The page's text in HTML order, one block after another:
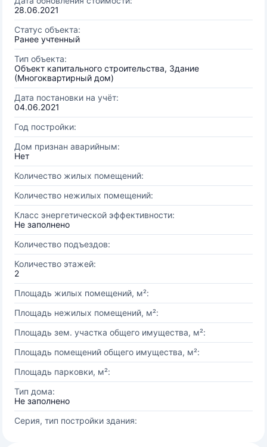
28.06.2021
Статус объекта:
Ранее учтенный
Тип объекта:
Объект капитального строительства, Здание
(Многоквартирный дом)
Дата постановки на учёт:
04.06.2021
Год постройки:
Дом признан аварийным:
Нет
Количество жилых помещений:
Количество нежилых помещений:
Класс энергетической эффективности:
Не заполнено
Количество подъездов:
Количество этажей:
2
Площадь жилых помещений, м²:
Площадь нежилых помещений, м²:
Площадь зем. участка общего имущества, м²:
Площадь помещений общего имущества, м²:
Площадь парковки, м²:
Тип дома:
Не заполнено
Серия, тип постройки здания: